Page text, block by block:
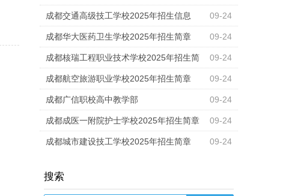
招生计划 09-24
成都交通高级技工学校2025年招生信息
09-24
成都华大医药卫生学校2025年招生简章
09-24
成都核瑞工程职业技术学校2025年招生简
章 09-24
成都航空旅游职业学校2025年招生简章
09-24
成都广信职校高中教学部
09-24
成都成医一附院护士学校2025年招生简章
09-24
成都城市建设技工学校2025年招生简章
搜索